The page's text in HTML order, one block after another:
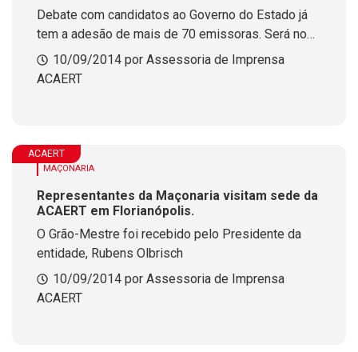
Debate com candidatos ao Governo do Estado já
tem a adesão de mais de 70 emissoras. Será no
dia 26 de setembro.
10/09/2014 por Assessoria de Imprensa
ACAERT
ACAERT
MAÇONARIA
Representantes da Maçonaria visitam sede da
ACAERT em Florianópolis.
O Grão-Mestre foi recebido pelo Presidente da
entidade, Rubens Olbrisch
10/09/2014 por Assessoria de Imprensa
ACAERT